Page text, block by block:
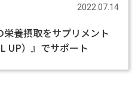
2022.07.14
養摂取をサプリメント
UP）』でサポート